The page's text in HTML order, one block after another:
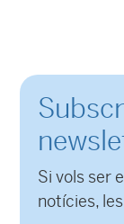
Si vols ser
notícies,